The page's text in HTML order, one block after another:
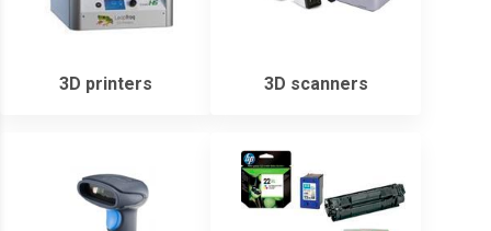
3D printers 3D scanners